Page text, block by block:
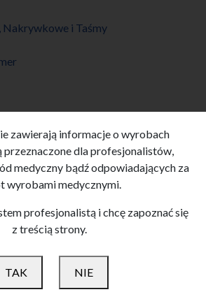
Nakrywkowe i Taśmy
zawierają informacje o wyrobach
przeznaczone dla profesjonalistów,
medyczny bądź odpowiadających za
wyrobami medycznymi.
profesjonalistą i chcę zapoznać się
z treścią strony.
TAK NIE